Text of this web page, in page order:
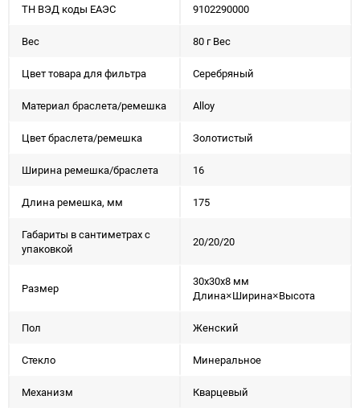
ТН ВЭД коды ЕАЭС 9102290000
Вес 80 г Вес
Цвет товара для фильтра Серебряный
Материал браслета/ремешка Alloy
Цвет браслета/ремешка Золотистый
Ширина ремешка/браслета 16
Длина ремешка, мм 175
Габариты в сантиметрах с
упаковкой
20/20/20
Размер
30x30x8 мм
Длина×Ширина×Высота
Пол Женский
Стекло Минеральное
Механизм Кварцевый